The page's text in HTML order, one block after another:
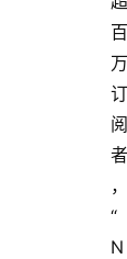
百
万
订
阅
者
，
“
N